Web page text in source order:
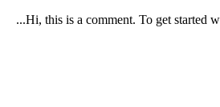
Hi, this is a comment. To get started